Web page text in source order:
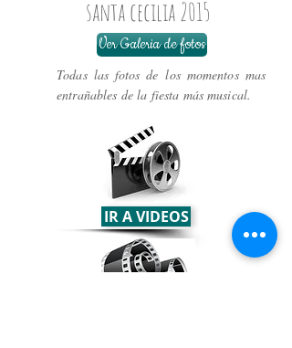
santa cecilia 2015
Ver Galeria de fotos
Todas las fotos de los momentos mas
entrañables de la fiesta más musical.
IR A VIDEOS